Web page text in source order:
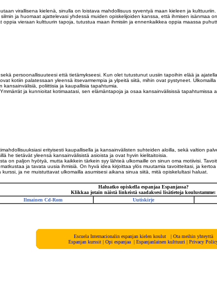
virallisena kielenä, sinulla on loistava mahdollisuus syventyä maan kieleen ja
ja huomaat ajattelevasi yhdessä muiden opiskelijoiden kanssa, että ihmisen isänmaa
oppia vieraan kulttuurin tapoja, tutustua maan ihmisiin ja ennenkaikkea oppia maassa
persoonallisuuteesi että tietämykseesi. Kun olet tutustunut uusiin tapoihin elää ja
kotiin palatessaan yleensä itsevarmempia ja ylpeitä siitä, mihin ovat pystyneet.
kansainvälisiä, poliittisia ja kaupallisia tapahtumia.
ja kunnioitat kotimaatasi, sen elämäntapoja ja osaa kansainvälisissä tapahtumissa
erityisesti kaupallisella ja kansainvälisten suhteiden aloilla, sekä valtion
he tietävät yleensä kansainvälisistä asioista ja ovat hyvin kielitaitoisia.
on paljon hyötyä, mutta kaikkein tärkein syy lähteä ulkomaille on sinun oma motiivisi.
ja tavata uusia ihmisiä. On hyvä idea kirjoittaa ylös muutamia tavoitteitasi, ja
ja ne muistuttavat ulkomailla asumisesi aikana sinua siitä, mitä opiskelultasi haluat.
Haluatko opiskella espanjaa Espanjassa?
Klikkaa jotain näistä linkeistä saadaksesi lisätietoja koulustamme:
Ilmainen Cd-Rom Uutiskirje
Escuela Internacionalin espanjan kielen koulut | Ota meihin yhteyttä
Espanjankurssit| Opi espanjaa | Espanjanlainenkulttuuri | Privacy